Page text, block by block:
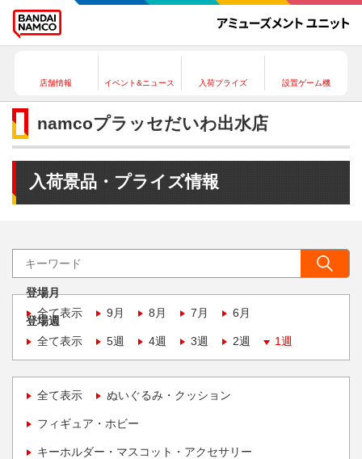
店舗情報 イベント&ニュース 入荷プライズ 設置ゲーム機
namcoプラッセだいわ出水店
入荷景品・プライズ情報
登場月
全て表示
9月 8月 7月 6月
登場週
全て表示
5週 4週 3週 2週 1週
全て表示 ぬいぐるみ・クッション
フィギュア・ホビー
キーホルダー・マスコット・アクセサリー